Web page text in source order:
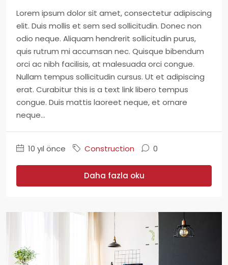
Lorem ipsum dolor sit amet, consectetur adipiscing
elit. Duis mollis et sem sed sollicitudin. Donec non
odio neque. Aliquam hendrerit sollicitudin purus,
quis rutrum mi accumsan nec. Quisque bibendum
orci ac nibh facilisis, at malesuada orci congue.
Nullam tempus sollicitudin cursus. Ut et adipiscing
erat. Curabitur this is a text link libero tempus
congue. Duis mattis laoreet neque, et ornare
neque...
10 yıl önce Construction 0
Daha fazla oku